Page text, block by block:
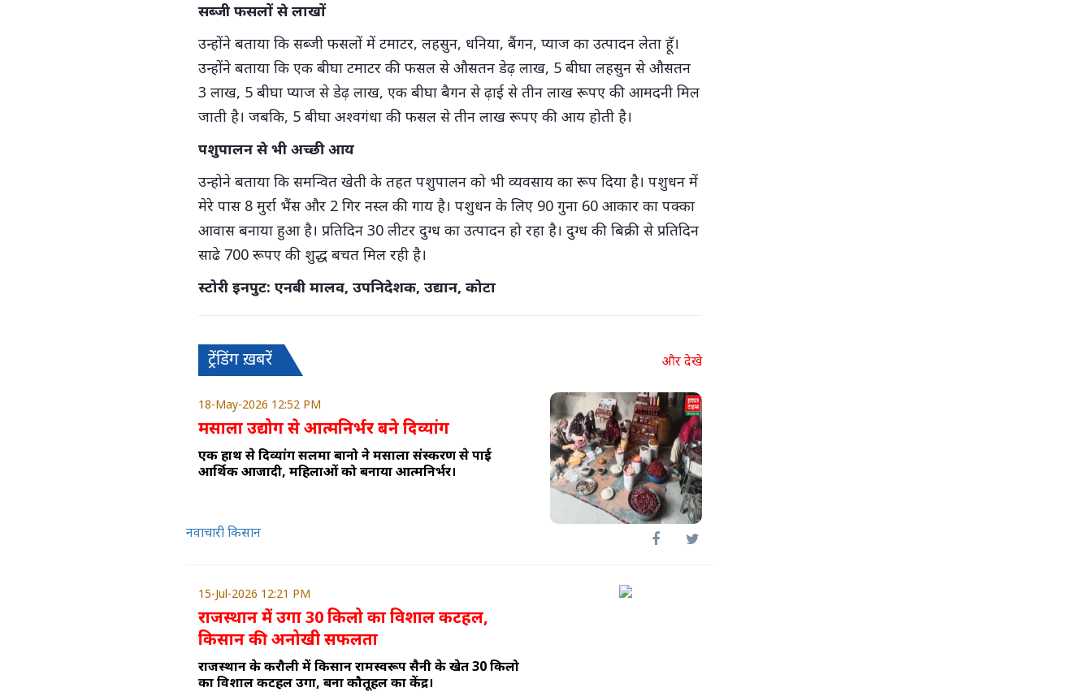
सब्जी फसलों से लाखों
उन्होंने बताया कि सब्जी फसलों में टमाटर, लहसुन, धनिया, बैंगन, प्याज का उत्पादन लेता हॅू।
उन्होंने बताया कि एक बीघा टमाटर की फसल से औसतन डेढ़ लाख, 5 बीघा लहसुन से औसतन
3 लाख, 5 बीघा प्याज से डेढ़ लाख, एक बीघा बैगन से ढ़ाई से तीन लाख रूपए की आमदनी मिल
जाती है। जबकि, 5 बीघा अश्वगंधा की फसल से तीन लाख रूपए की आय होती है।
पशुपालन से भी अच्छी आय
उन्होने बताया कि समन्वित खेती के तहत पशुपालन को भी व्यवसाय का रूप दिया है। पशुधन में
मेरे पास 8 मुर्रा भैंस और 2 गिर नस्ल की गाय है। पशुधन के लिए 90 गुना 60 आकार का पक्का
आवास बनाया हुआ है। प्रतिदिन 30 लीटर दुग्ध का उत्पादन हो रहा है। दुग्ध की बिक्री से प्रतिदिन
साढे 700 रूपए की शुद्ध बचत मिल रही है।
स्टोरी इनपुट: एनबी मालव, उपनिदेशक, उद्यान, कोटा
ट्रेंडिंग ख़बरें और देखे
18-May-2026 12:52 PM
मसाला उद्योग से आत्मनिर्भर बने दिव्यांग
एक हाथ से दिव्यांग सलमा बानो ने मसाला प्रसंस्करण से पाई
आर्थिक आजादी, महिलाओं को बनाया आत्मनिर्भर।
नवाचारी किसान
15-Jul-2026 12:21 PM
राजस्थान में उगा 30 किलो का विशाल कटहल,
किसान की अनोखी सफलता
राजस्थान के करौली में किसान रामस्वरूप सैनी के खेत 30 किलो
का विशाल कटहल उगा, बना कौतूहल का केंद्र।